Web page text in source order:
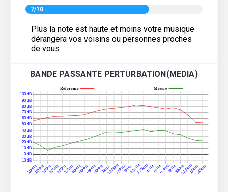
7/10
Plus la note est haute et moins votre musique
dérangera vos voisins ou personnes proches
de vous
BANDE PASSANTE PERTURBATION(MEDIA)